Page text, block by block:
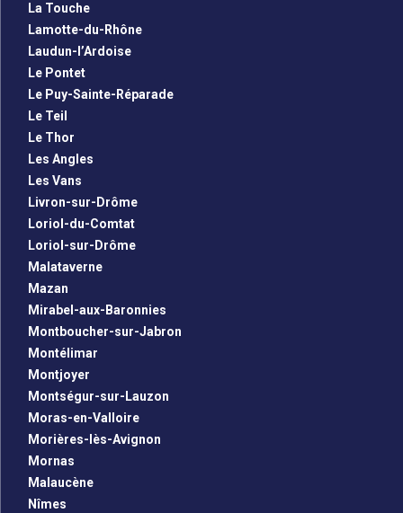
La Touche
Lamotte-du-Rhône
Laudun-l’Ardoise
Le Pontet
Le Puy-Sainte-Réparade
Le Teil
Le Thor
Les Angles
Les Vans
Livron-sur-Drôme
Loriol-du-Comtat
Loriol-sur-Drôme
Malataverne
Mazan
Mirabel-aux-Baronnies
Montboucher-sur-Jabron
Montélimar
Montjoyer
Montségur-sur-Lauzon
Moras-en-Valloire
Morières-lès-Avignon
Mornas
Malaucène
Nîmes